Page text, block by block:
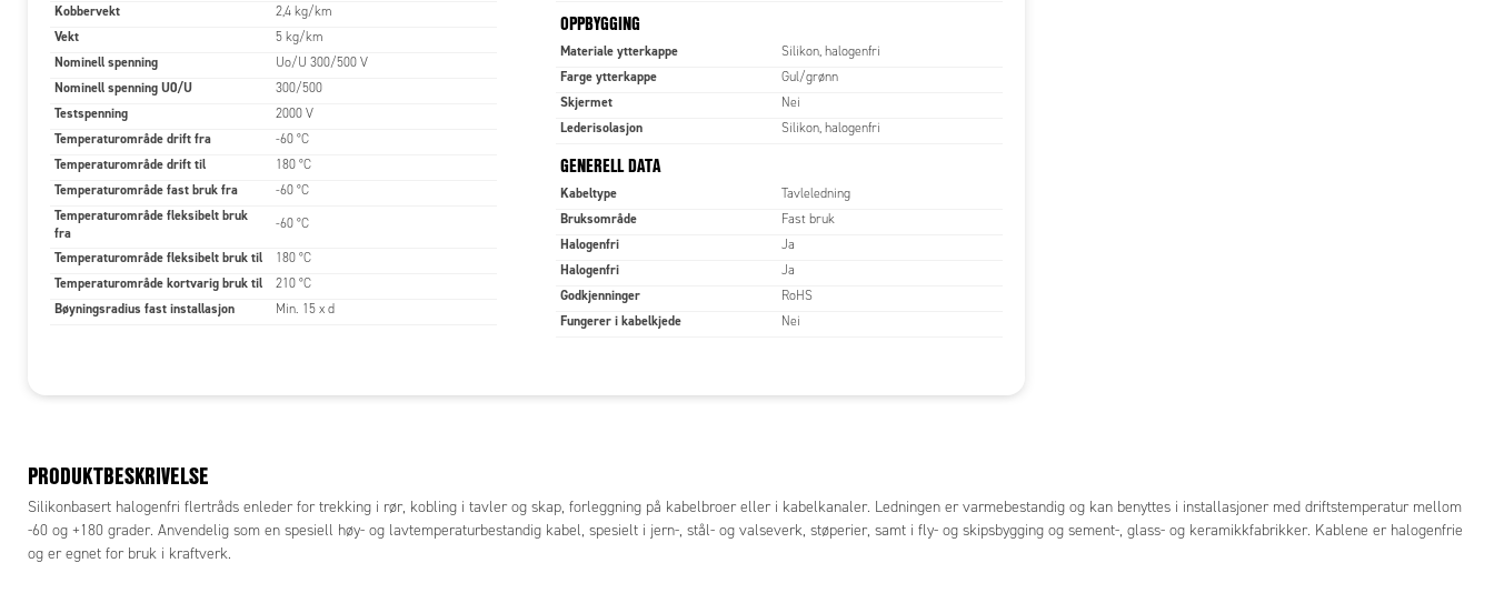
Kobbervekt 2,4 kg/km
Vekt 5 kg/km
Nominell spenning Uo/U 300/500 V
Nominell spenning U0/U 300/500
Testspenning 2000 V
Temperaturområde drift fra -60 °C
Temperaturområde drift til 180 °C
Temperaturområde fast bruk fra -60 °C
Temperaturområde fleksibelt bruk
fra
-60 °C
Temperaturområde fleksibelt bruk til 180 °C
Temperaturområde kortvarig bruk til 210 °C
Bøyningsradius fast installasjon Min. 15 x d
OPPBYGGING
Materiale ytterkappe Silikon, halogenfri
Farge ytterkappe Gul/grønn
Skjermet Nei
Lederisolasjon Silikon, halogenfri
GENERELL DATA
Kabeltype Tavleledning
Bruksområde Fast bruk
Halogenfri Ja
Halogenfri Ja
Godkjenninger RoHS
Fungerer i kabelkjede Nei
PRODUKTBESKRIVELSE
Silikonbasert halogenfri flertråds enleder for trekking i rør, kobling i tavler og skap, forleggning på kabelbroer eller i kabelkanaler. Ledningen er varmebestandig og kan benyttes i installasjoner med driftstemperatur mellom
-60 og +180 grader. Anvendelig som en spesiell høy- og lavtemperaturbestandig kabel, spesielt i jern-, stål- og valseverk, støperier, samt i fly- og skipsbygging og sement-, glass- og keramikkfabrikker. Kablene er halogenfrie
og er egnet for bruk i kraftverk.